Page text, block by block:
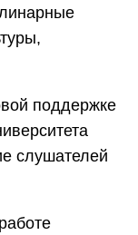
поддержке
слушателей